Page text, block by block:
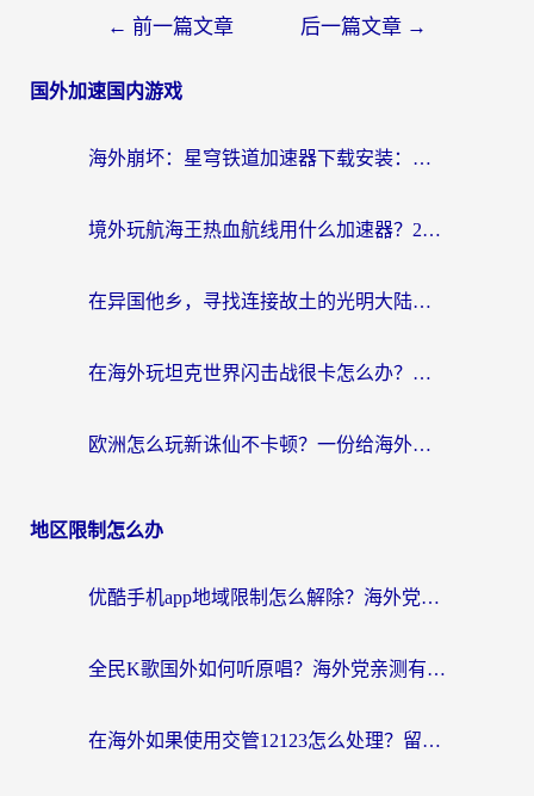
← 前一篇文章 后一篇文章 →
国外加速国内游戏
海外崩坏：星穹铁道加速器下载安装：一份给游子的终极网络指南
境外玩航海王热血航线用什么加速器？2026海外玩家实测最优方案（附欧洲问道堡垒前线加速技巧）
在异国他乡，寻找连接故土的光明大陆免费加速器
在海外玩坦克世界闪击战很卡怎么办？老玩家亲测有效的加速器选择指南
欧洲怎么玩新诛仙不卡顿？一份给海外游子的国服游戏畅玩指南
地区限制怎么办
优酷手机app地域限制怎么解除？海外党亲测有效的追剧方案
全民K歌国外如何听原唱？海外党亲测有效的回国加速器选择指南
在海外如果使用交管12123怎么处理？留学生亲测有效的回国加速方案